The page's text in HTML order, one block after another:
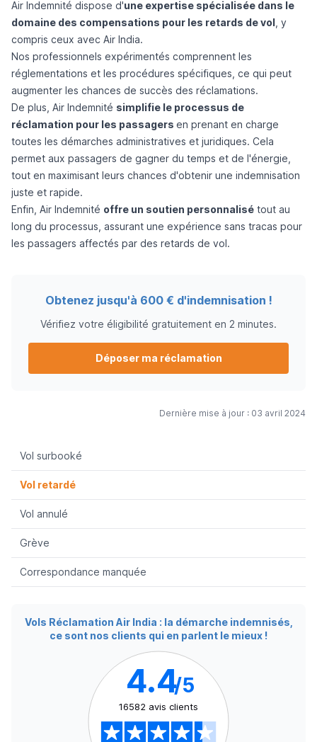
Vol surbooké
Vol retardé
Vol annulé
Grève
Correspondance manquée
Vols Réclamation Air India : la démarche indemnisés,
ce sont nos clients qui en parlent le mieux !
4.4/5
16582 avis clients
Air Indemnité dispose d'une expertise spécialisée dans le
domaine des compensations pour les retards de vol , y
compris ceux avec Air India.
Nos professionnels expérimentés comprennent les
réglementations et les procédures spécifiques, ce qui peut
augmenter les chances de succès des réclamations.
De plus, Air Indemnité simplifie le processus de
réclamation pour les passagers en prenant en charge
toutes les démarches administratives et juridiques. Cela
permet aux passagers de gagner du temps et de l'énergie,
tout en maximisant leurs chances d'obtenir une indemnisation
juste et rapide.
Enfin, Air Indemnité offre un soutien personnalisé tout au
long du processus, assurant une expérience sans tracas pour
les passagers affectés par des retards de vol.
Obtenez jusqu'à 600 € d'indemnisation !
Vérifiez votre éligibilité gratuitement en 2 minutes.
Déposer ma réclamation
Dernière mise à jour : 03 avril 2024